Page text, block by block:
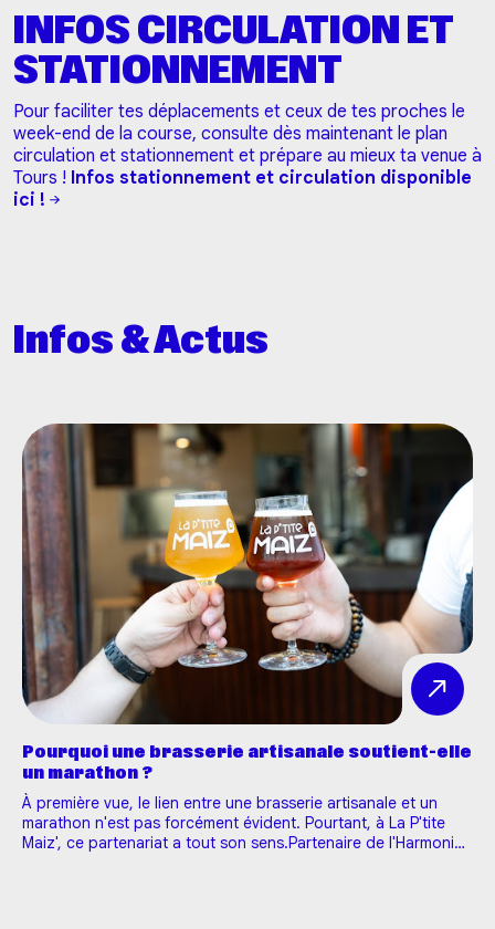
INFOS CIRCULATION ET
STATIONNEMENT
Pour faciliter tes déplacements et ceux de tes proches le
week-end de la course, consulte dès maintenant le plan
circulation et stationnement et prépare au mieux ta venue à
Tours ! Infos stationnement et circulation disponible
ici !
Infos & Actus
Pourquoi une brasserie artisanale soutient-elle
un marathon ?
À première vue, le lien entre une brasserie artisanale et un
marathon n'est pas forcément évident. Pourtant, à La P'tite
Maiz', ce partenariat a tout son sens.Partenaire de l'Harmonie